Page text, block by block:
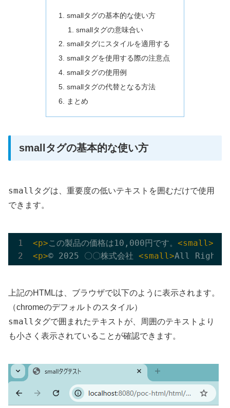
smallタグの基本的な使い方
smallタグの意味合い
smallタグにスタイルを適用する
smallタグを使用する際の注意点
smallタグの使用例
smallタグの代替となる方法
まとめ
smallタグの基本的な使い方
small タグは、重要度の低いテキストを囲むだけで使用
できます。
<p>この製品の価格は10,000円です。 <small>
<p>© 2025 〇〇株式会社 <small>All Rights
上記のHTMLは、ブラウザで以下のように表示されます。
（chromeのデフォルトのスタイル）
small タグで囲まれたテキストが、周囲のテキストより
も小さく表示されていることが確認できます。